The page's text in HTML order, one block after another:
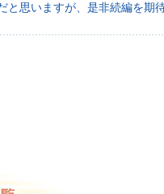
と思いますが、是非続編を期